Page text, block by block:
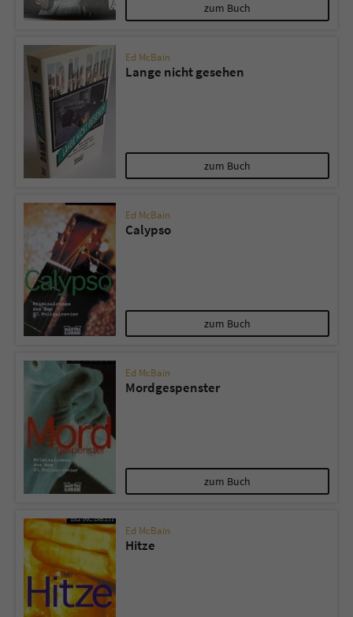
zum Buch
Ed McBain
Lange nicht gesehen
zum Buch
Ed McBain
Calypso
zum Buch
Ed McBain
Mordgespenster
zum Buch
Ed McBain
Hitze